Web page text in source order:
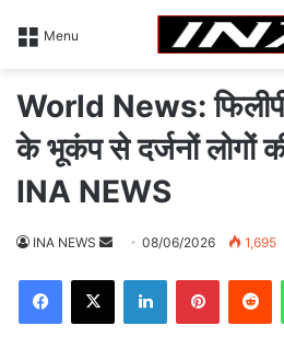
Menu
World News:
के भूकंप से दर्जनों लोगों
INA NEWS
INA NEWS
d
08/06/2026 1,695